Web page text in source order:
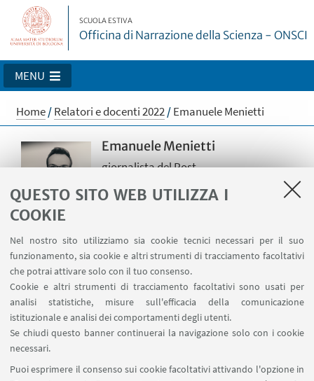
QUESTO SITO WEB UTILIZZA I
COOKIE
Nel nostro sito utilizziamo sia cookie tecnici necessari per il suo
funzionamento, sia cookie e altri strumenti di tracciamento facoltativi
che potrai attivare solo con il tuo consenso.
Cookie e altri strumenti di tracciamento facoltativi sono usati per
analisi statistiche, misure sull'efficacia della comunicazione
istituzionale e analisi dei comportamenti degli utenti.
Se chiudi questo banner continuerai la navigazione solo con i cookie
necessari.
Puoi esprimere il consenso sui cookie facoltativi attivando l'opzione in
SCUOLA ESTIVA
Officina di Narrazione della Scienza - ONSCI
MENU
Home/Relatori e docenti 2022/Emanuele Menietti
Emanuele Menietti
giornalista del Post
È giornalista del Postdalla sua
di scienza, tecnologia, nuovi media ed
è appassionato di Spazio. Con i suoi
articoli, incontri e lezioni ha
raccontato e smontato falsi miti e
teorie del complotto, dal caso Stamina
all'attuale pandemia, passando per le
campagne contro i vaccini. Da due
newsletter sul coronavirus del Post.